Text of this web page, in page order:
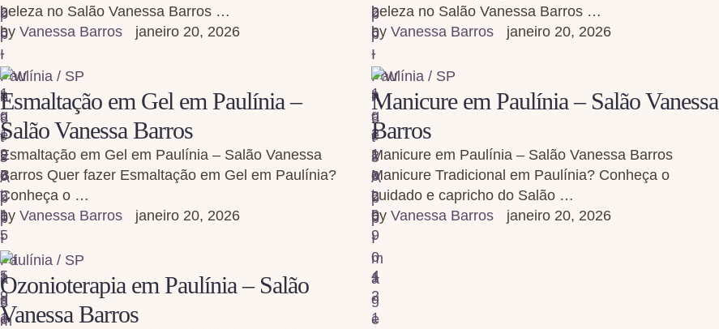
beleza no Salão Vanessa Barros …
by Vanessa Barros janeiro 20, 2026
beleza no Salão Vanessa Barros …
by Vanessa Barros janeiro 20, 2026
Paulínia / SP
Esmaltação em Gel em Paulínia –
Salão Vanessa Barros
Esmaltação em Gel em Paulínia – Salão Vanessa
Barros Quer fazer Esmaltação em Gel em Paulínia?
Conheça o …
by Vanessa Barros janeiro 20, 2026
Paulínia / SP
Manicure em Paulínia – Salão Vanessa
Barros
Manicure em Paulínia – Salão Vanessa Barros
Manicure Tradicional em Paulínia? Conheça o
cuidado e capricho do Salão …
by Vanessa Barros janeiro 20, 2026
Paulínia / SP
Ozonioterapia em Paulínia – Salão
Vanessa Barros